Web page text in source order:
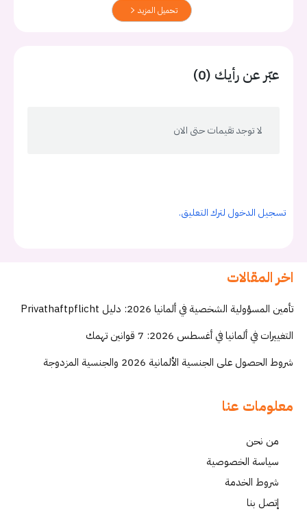
تحميل المزيد
عبّر عن رأيك (0)
لا توجد تقيمات حتى الان
تسجيل الدخول لترك التعليق.
اخر المقالات
تأمين المسؤولية الشخصية في ألمانيا 2026: دليل Privathaftpflicht
التغييرات في ألمانيا في أغسطس 2026: 7 قوانين تهمك
شروط الحصول على الجنسية الألمانية 2026 والجنسية المزدوجة
معلومات عنا
من نحن
سياسة الخصوصية
شروط الخدمة
إتصل بنا